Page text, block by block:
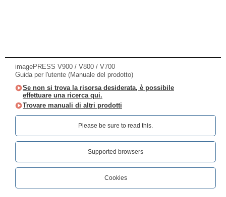
imagePRESS V900 / V800 / V700
Guida per l'utente (Manuale del prodotto)
Se non si trova la risorsa desiderata, è possibile
effettuare una ricerca qui.
Trovare manuali di altri prodotti
Please be sure to read this.‎
Supported browsers
Cookies